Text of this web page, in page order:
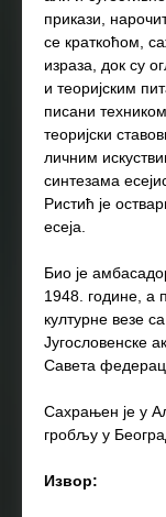
прикази,
се краткоћом,
израза, док су
и теоријским
писани
теоријски
личним
синтезама
Ристић је
есеја.
Био је
1948. године, а
културне везе
Југословенске
Савета
Сахрањен је у
гробљу у
Извор: